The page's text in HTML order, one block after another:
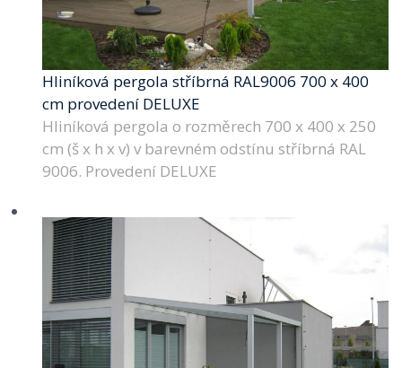
Hliníková pergola stříbrná RAL9006 700 x 400
cm provedení DELUXE
Hliníková pergola o rozměrech 700 x 400 x 250
cm (š x h x v) v barevném odstínu stříbrná RAL
9006. Provedení DELUXE